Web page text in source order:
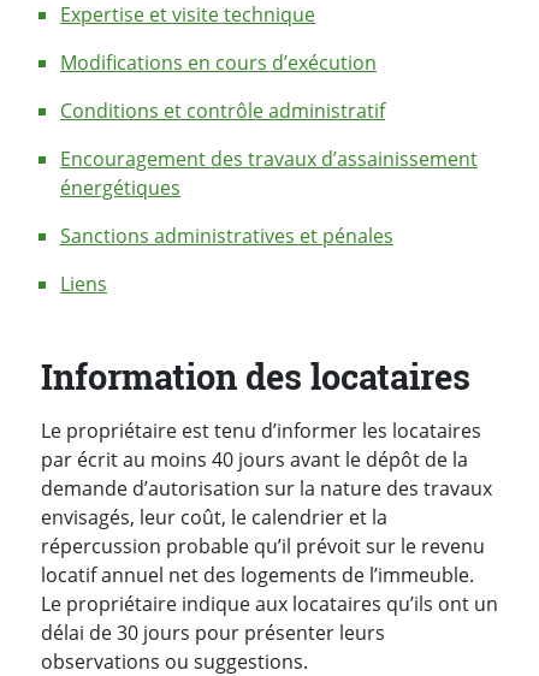
Expertise et visite technique
Modifications en cours d’exécution
Conditions et contrôle administratif
Encouragement des travaux d’assainissement
énergétiques
Sanctions administratives et pénales
Liens
Information des locataires
Le propriétaire est tenu d’informer les locataires
par écrit au moins 40 jours avant le dépôt de la
demande d’autorisation sur la nature des travaux
envisagés, leur coût, le calendrier et la
répercussion probable qu’il prévoit sur le revenu
locatif annuel net des logements de l’immeuble.
Le propriétaire indique aux locataires qu’ils ont un
délai de 30 jours pour présenter leurs
observations ou suggestions.